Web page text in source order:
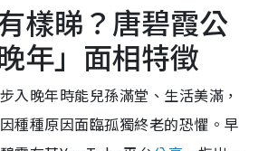
樣睇？唐碧霞公
年」面相特徵
入晚年時能兒孫滿堂、生活美滿，
種種原因面臨孤獨終老的恐懼。早